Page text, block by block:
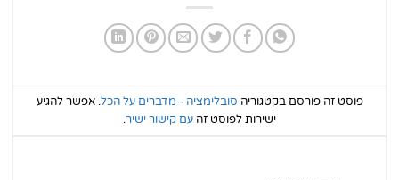
פוסט זה פורסם בקטגוריה סובלימציה - מדברים על הכל. אפשר להגיע
ישירות לפוסט זה עם קישור ישיר.